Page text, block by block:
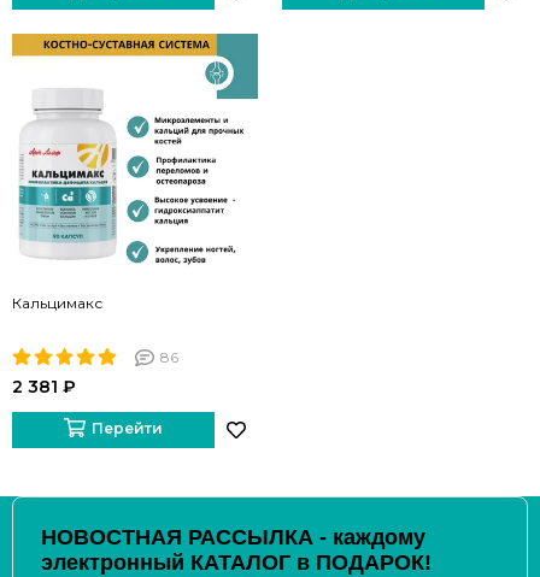
Кальцимакс
86
2 381 ₽
Перейти
НОВОСТНАЯ РАССЫЛКА - каждому
электронный КАТАЛОГ в ПОДАРОК!